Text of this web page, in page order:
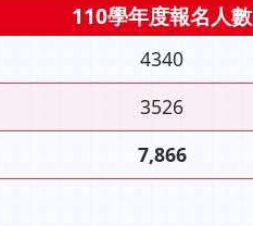
110學年度報名人數
4340
3526
7,866